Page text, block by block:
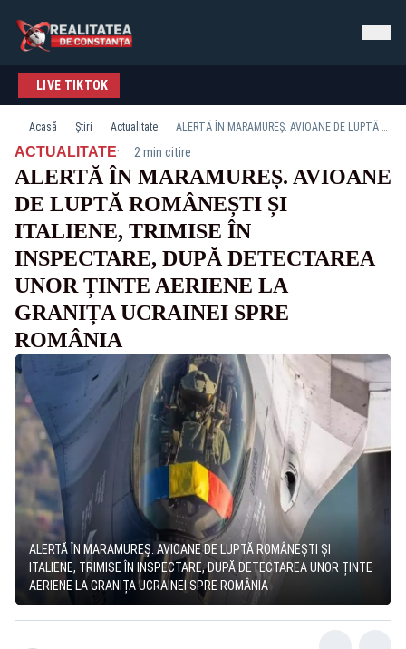
LIVE TIKTOK
Acasă Știri Actualitate ALERTĂ ÎN MARAMUREȘ. AVIOANE DE LUPTĂ ROMÂNEȘTI ȘI ITALIENE, TRIMISE ÎN INSPECTARE, DUPĂ DETECTAREA UNOR ȚINTE AERIENE LA GRANIȚA UCRAINEI SPRE ROMÂNIA
ACTUALITATE· 2 min citire
ALERTĂ ÎN MARAMUREȘ. AVIOANE
DE LUPTĂ ROMÂNEȘTI ȘI
ITALIENE, TRIMISE ÎN
INSPECTARE, DUPĂ DETECTAREA
UNOR ȚINTE AERIENE LA
GRANIȚA UCRAINEI SPRE
ROMÂNIA
ALERTĂ ÎN MARAMUREȘ. AVIOANE DE LUPTĂ ROMÂNEȘTI ȘI
ITALIENE, TRIMISE ÎN INSPECTARE, DUPĂ DETECTAREA UNOR ȚINTE
AERIENE LA GRANIȚA UCRAINEI SPRE ROMÂNIA